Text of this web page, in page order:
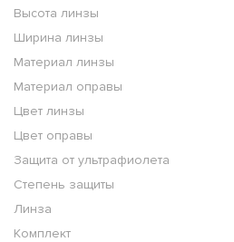
Высота линзы
Ширина линзы
Материал линзы
Материал оправы
Цвет линзы
Цвет оправы
Защита от ультрафиолета
Степень защиты
Линза
Комплект